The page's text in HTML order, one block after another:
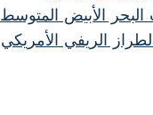
الأبيض المتوسط
الريفي الأمريكي